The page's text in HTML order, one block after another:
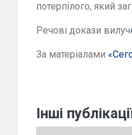
потерпілого, який
Речові докази
За матеріалами
Інші